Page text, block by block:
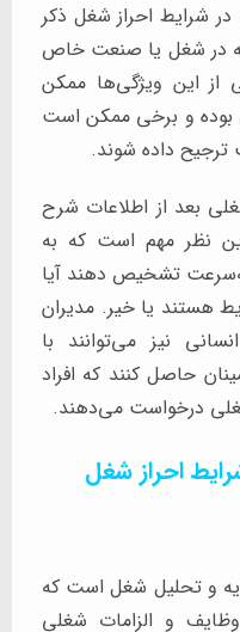
شرایط احراز شغل ذکر
در شغل یا صنعت خاص
این ویژگی‌ها ممکن
و برخی ممکن است
داده شوند.
بعد از اطلاعات شرح
نظر مهم است که به
تشخیص دهند آیا
هستند یا خیر. مدیران
نیز می‌توانند با
حاصل کنند که افراد
درخواست می‌دهند.
احراز شغل
و تحلیل شغل است که
و الزامات شغلی